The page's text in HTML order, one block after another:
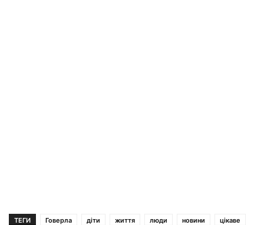
ТЕГИ Говерла діти життя люди новини цікаве